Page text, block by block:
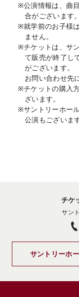
※公演情報は、曲
合がございます。
※就学前のお子様
ません。
※チケットは、サ
て販売が終了し
がございます。
お問い合わせ先
※チケットの購入
ざいます。
※サントリーホー
公演もございます
チケ
サン
サントリーホ